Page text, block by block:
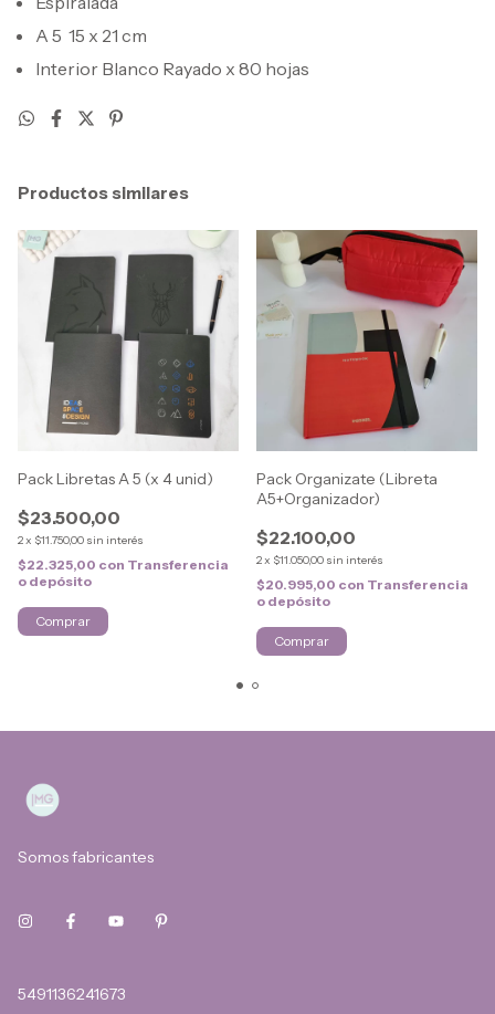
A 5 15 x 21 cm
Interior Blanco Rayado x 80 hojas
Productos similares
Pack Libretas A 5 (x 4 unid)
$23.500,00
2x $11.750,00 sin interés
$22.325,00 con Transferencia
o depósito
Pack Organizate (Libreta
A5+Organizador)
$22.100,00
2x $11.050,00 sin interés
$20.995,00 con Transferencia
o depósito
Somos fabricantes
5491136241673